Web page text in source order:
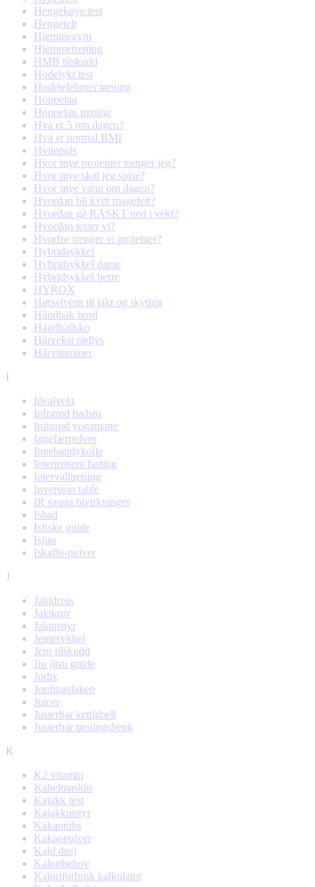
Hengekøye test
Hengetelt
Hjemmegym
Hjemmetrening
HMB tilskudd
Hodelykt test
Hodetelefoner trening
Hoppetau
Hoppetau trening
Hva er 5 om dagen?
Hva er normal BMI
Hvilepuls
Hvor mye proteiner trenger jeg?
Hvor mye skal jeg spise?
Hvor mye vann om dagen?
Hvordan bli kvitt magefett?
Hvordan gå RASKT ned i vekt?
Hvordan tester vi?
Hvorfor trenger vi proteiner?
Hybridsykkel
Hybridsykkel dame
Hybridsykkel herre
HYROX
Hørselvern til jakt og skyting
Håndbak bord
Håndballsko
Hårvekst rødlys
Hårvitaminer
I
Idealvekt
Infrarød badstu
Infrarød yogamatte
Ingefærpulver
Innebandykolle
Intermittent fasting
Intervalltrening
Inversion table
IR sauna bivirkninger
Isbad
Isfiske guide
Isjias
Iskaffe-pulver
J
Jaktdress
Jaktkniv
Jaktutstyr
Jentesykkel
Jern tilskudd
Jiu jitsu guide
Jodix
Jordingslaken
Juicer
Justerbar kettlebell
Justerbar treningsbenk
K
K2 vitamin
Kabelmaskin
Kajakk test
Kajakkutstyr
Kakaonibs
Kakaopulver
Kald dusj
Kaloribehov
Kaloriforbruk kalkulator